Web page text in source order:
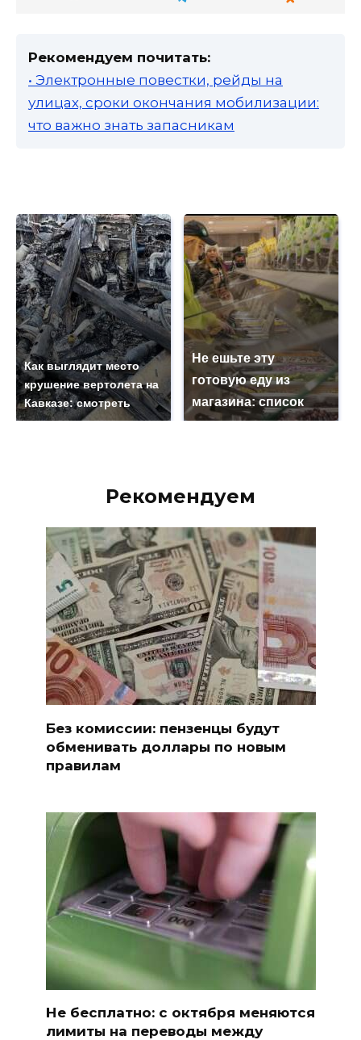
Рекомендуем почитать:
• Электронные повестки, рейды на
улицах, сроки окончания мобилизации:
что важно знать запасникам
Как выглядит место
крушение вертолета на
Кавказе: смотреть
Не ешьте эту
готовую еду из
магазина: список
Рекомендуем
Без комиссии: пензенцы будут
обменивать доллары по новым
правилам
Не бесплатно: с октября меняются
лимиты на переводы между